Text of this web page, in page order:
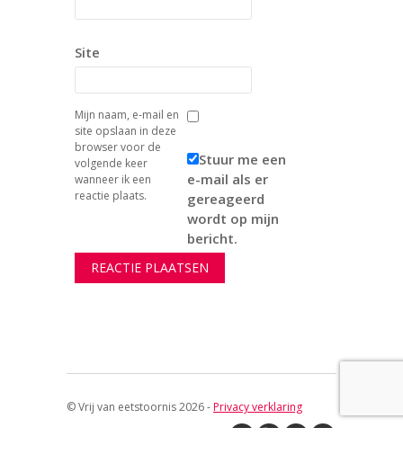
Site
Mijn naam, e-mail en
site opslaan in deze
browser voor de
volgende keer
wanneer ik een
reactie plaats.
Stuur me een
e-mail als er
gereageerd
wordt op mijn
bericht.
© Vrij van eetstoornis 2026 -Privacy verklaring